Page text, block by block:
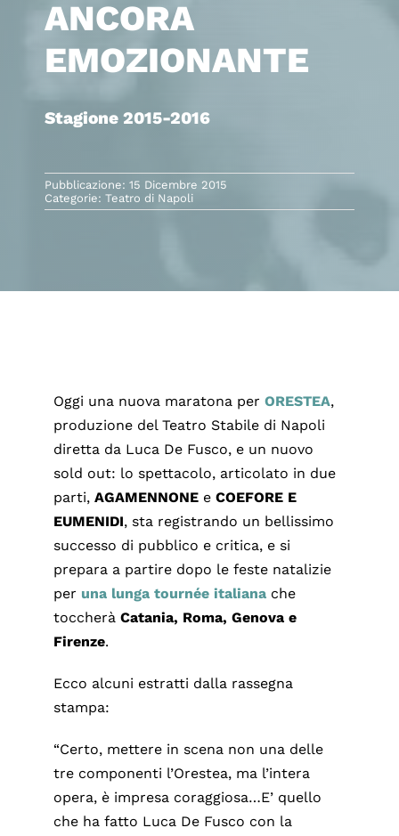
ANCORA
EMOZIONANTE
Stagione 2015-2016
Pubblicazione: 15 Dicembre 2015
Categorie: Teatro di Napoli
Oggi una nuova maratona per ORESTEA,
produzione del Teatro Stabile di Napoli
diretta da Luca De Fusco, e un nuovo
sold out: lo spettacolo, articolato in due
parti, AGAMENNONE e COEFORE E
EUMENIDI, sta registrando un bellissimo
successo di pubblico e critica, e si
prepara a partire dopo le feste natalizie
per una lunga tournée italiana che
toccherà Catania, Roma, Genova e
Firenze.
Ecco alcuni estratti dalla rassegna
stampa:
“Certo, mettere in scena non una delle
tre componenti l’Orestea, ma l’intera
opera, è impresa coraggiosa…E’ quello
che ha fatto Luca De Fusco con la